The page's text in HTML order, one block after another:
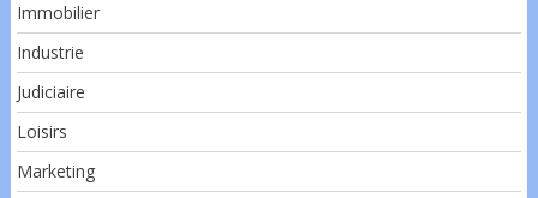
Immobilier
Industrie
Judiciaire
Loisirs
Marketing